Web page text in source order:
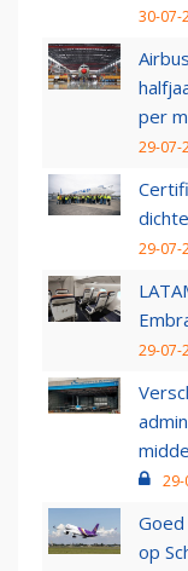
30-07-
per
29-07-
29-07-
29-07-
29-
op